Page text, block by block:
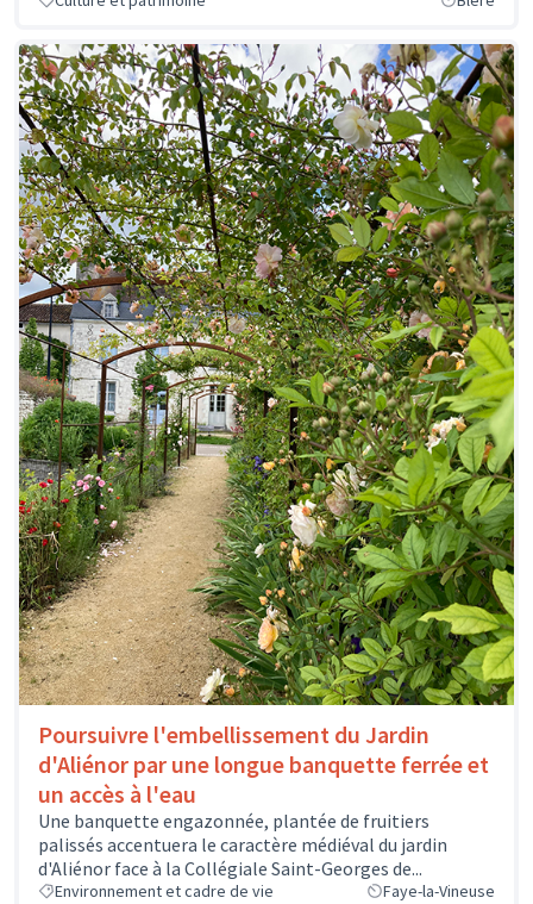
Poursuivre l'embellissement du Jardin
d'Aliénor par une longue banquette ferrée et
un accès à l'eau
Une banquette engazonnée, plantée de fruitiers
palissés accentuera le caractère médiéval du jardin
d'Aliénor face à la Collégiale Saint-Georges de...
Environnement et cadre de vie Faye-la-Vineuse